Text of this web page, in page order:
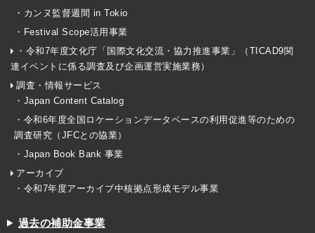
・カンヌ監督週間 in Tokio
・Festival Scope活用事業
・令和7年度文化庁「国際文化交流・協力推進事業」（TICAD9関
連イベントに係る調査及び企画運営実施業務）
調査・情報サービス
・Japan Content Catalog
・令和6年度全国ロケーションデータベースの利用促進等のための
調査研究（JFCとの協業）
・Japan Book Bank 事業
アーカイブ
・令和7年度アーカイブ中核拠点形成モデル事業
過去の補助金事業